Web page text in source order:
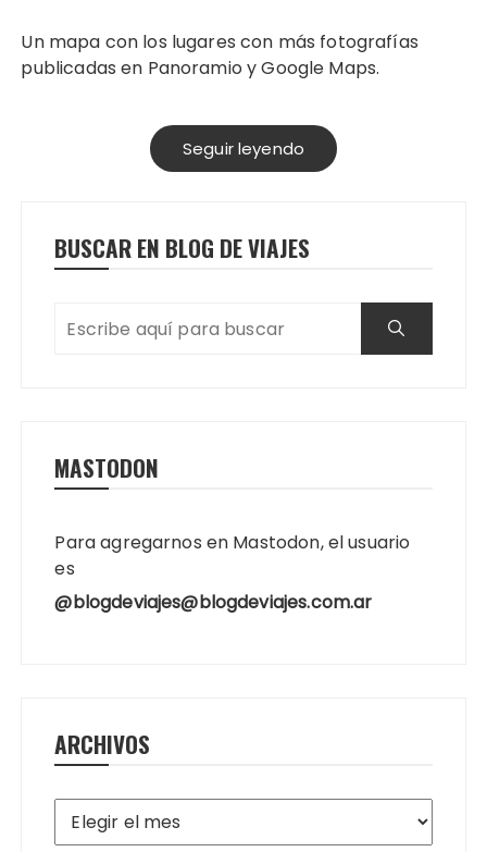
Un mapa con los lugares con más fotografías
publicadas en Panoramio y Google Maps.
Seguir leyendo
BUSCAR EN BLOG DE VIAJES
MASTODON
Para agregarnos en Mastodon, el usuario
es
@blogdeviajes@blogdeviajes.com.ar
ARCHIVOS
Archivos